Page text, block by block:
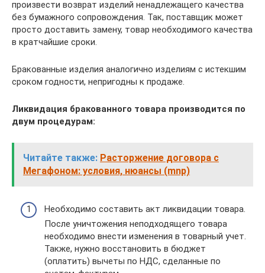
произвести возврат изделий ненадлежащего качества
без бумажного сопровождения. Так, поставщик может
просто доставить замену, товар необходимого качества
в кратчайшие сроки.
Бракованные изделия аналогично изделиям с истекшим
сроком годности, непригодны к продаже.
Ликвидация бракованного товара производится по
двум процедурам:
Читайте также: Расторжение договора с
Мегафоном: условия, нюансы (mnp)
Необходимо составить акт ликвидации товара.
После уничтожения неподходящего товара
необходимо внести изменения в товарный учет.
Также, нужно восстановить в бюджет
(оплатить) вычеты по НДС, сделанные по